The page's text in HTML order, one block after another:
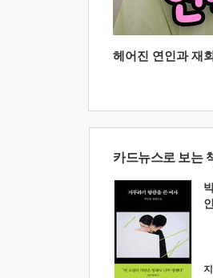
헤어진 연인과 재
카드뉴스로 보는